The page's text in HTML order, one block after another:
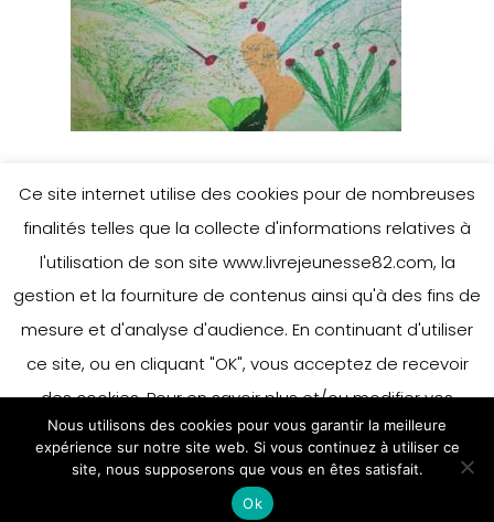
Ce site internet utilise des cookies pour de nombreuses
finalités telles que la collecte d'informations relatives à
l'utilisation de son site www.livrejeunesse82.com, la
gestion et la fourniture de contenus ainsi qu'à des fins de
mesure et d'analyse d'audience. En continuant d'utiliser
ce site, ou en cliquant "OK", vous acceptez de recevoir
des cookies. Pour en savoir plus et/ou modifier vos
préférences en matière de cookies, merci de vous référer
à notre politique sur les cookies.
Accepter
En savoir plus
Nous utilisons des cookies pour vous garantir la meilleure
expérience sur notre site web. Si vous continuez à utiliser ce
site, nous supposerons que vous en êtes satisfait.
Ok